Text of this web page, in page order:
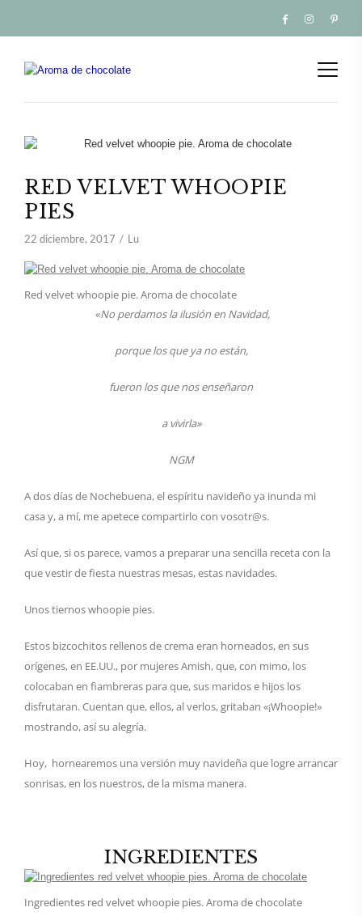
RED VELVET WHOOPIE
PIES
22 diciembre, 2017 Lu
Red velvet whoopie pie. Aroma de chocolate
«No perdamos la ilusión en Navidad,
porque los que ya no están,
fueron los que nos enseñaron
a vivirla»
NGM
A dos días de Nochebuena, el espíritu navideño ya inunda mi
casa y, a mí, me apetece compartirlo con vosotr@s.
Así que, si os parece, vamos a preparar una sencilla receta con la
que vestir de fiesta nuestras mesas, estas navidades.
Unos tiernos whoopie pies.
Estos bizcochitos rellenos de crema eran horneados, en sus
orígenes, en EE.UU., por mujeres Amish, que, con mimo, los
colocaban en fiambreras para que, sus maridos e hijos los
disfrutaran. Cuentan que, ellos, al verlos, gritaban «¡Whoopie!»
mostrando, así su alegría.
Hoy, hornearemos una versión muy navideña que logre arrancar
sonrisas, en los nuestros, de la misma manera.
INGREDIENTES
Ingredientes red velvet whoopie pies. Aroma de chocolate